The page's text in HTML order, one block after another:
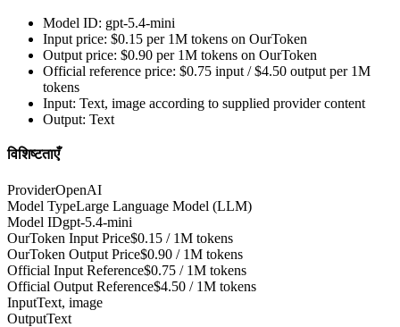
Model ID: gpt-5.4-mini
Input price: $0.15 per 1M tokens on OurToken
Output price: $0.90 per 1M tokens on OurToken
Official reference price: $0.75 input / $4.50 output per 1M
tokens
Input: Text, image according to supplied provider content
Output: Text
विशिष्टताएँ
ProviderOpenAI
Model TypeLarge Language Model (LLM)
Model IDgpt-5.4-mini
OurToken Input Price$0.15 / 1M tokens
OurToken Output Price$0.90 / 1M tokens
Official Input Reference$0.75 / 1M tokens
Official Output Reference$4.50 / 1M tokens
InputText, image
OutputText